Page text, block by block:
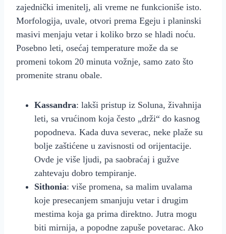
zajednički imenitelj, ali vreme ne funkcioniše isto.
Morfologija, uvale, otvori prema Egeju i planinski
masivi menjaju vetar i koliko brzo se hladi noću.
Posebno leti, osećaj temperature može da se
promeni tokom 20 minuta vožnje, samo zato što
promenite stranu obale.
Kassandra: lakši pristup iz Soluna, živahnija
leti, sa vrućinom koja često „drži“ do kasnog
popodneva. Kada duva severac, neke plaže su
bolje zaštićene u zavisnosti od orijentacije.
Ovde je više ljudi, pa saobraćaj i gužve
zahtevaju dobro tempiranje.
Sithonia: više promena, sa malim uvalama
koje presecanjem smanjuju vetar i drugim
mestima koja ga prima direktno. Jutra mogu
biti mirnija, a popodne zapuše povetarac. Ako